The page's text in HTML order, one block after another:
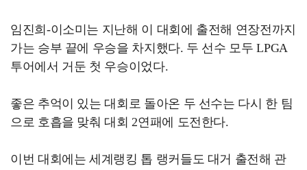
임진희-이소미는 지난해 이 대회에 출전해 연장전까지
가는 승부 끝에 우승을 차지했다. 두 선수 모두 LPGA
투어에서 거둔 첫 우승이었다.
좋은 추억이 있는 대회로 돌아온 두 선수는 다시 한 팀
으로 호흡을 맞춰 대회 2연패에 도전한다.
이번 대회에는 세계랭킹 톱 랭커들도 대거 출전해 관